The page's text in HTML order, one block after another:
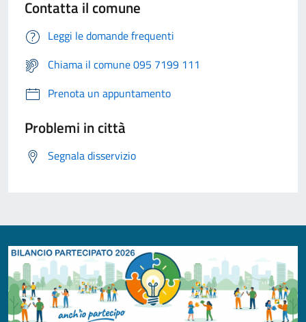
Contatta il comune
Leggi le domande frequenti
Chiama il comune 095 7199 111
Prenota un appuntamento
Problemi in città
Segnala disservizio